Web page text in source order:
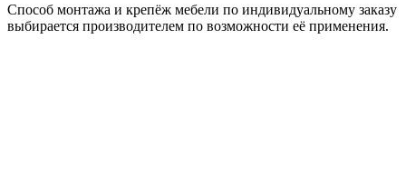
Способ монтажа и крепёж мебели по индивидуальному заказу
выбирается производителем по возможности её применения.